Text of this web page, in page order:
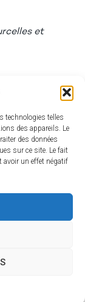
technologies telles
des appareils. Le
des données
sur ce site. Le fait
avoir un effet négatif
et
la-
pitt-ocha/
La Scène